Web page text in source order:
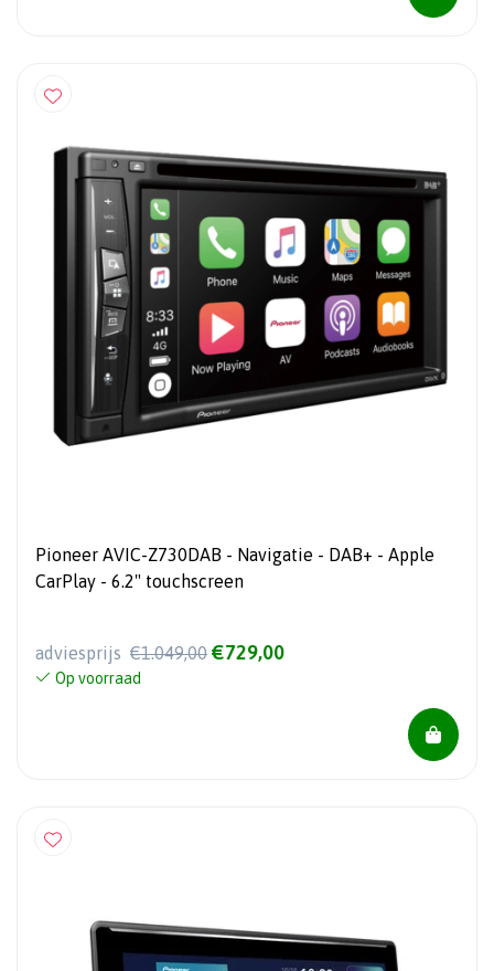
Pioneer AVIC-Z730DAB - Navigatie - DAB+ - Apple
CarPlay - 6.2" touchscreen
adviesprijs €1.049,00 €729,00
Op voorraad